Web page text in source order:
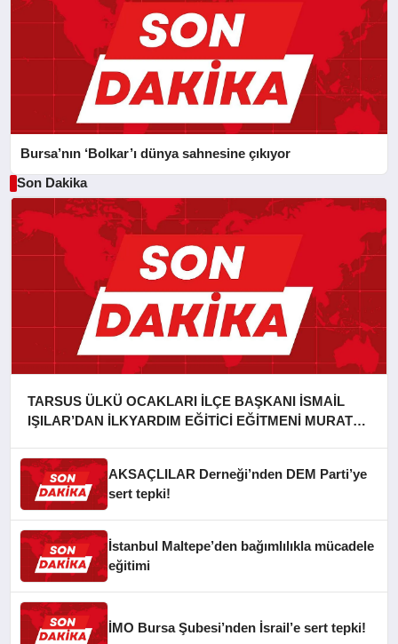
Bursa’nın ‘Bolkar’ı dünya sahnesine çıkıyor
Son Dakika
TARSUS ÜLKÜ OCAKLARI İLÇE BAŞKANI İSMAİL
IŞILAR’DAN İLKYARDIM EĞİTİCİ EĞİTMENİ MURAT
AKSAÇLILAR Derneği’nden DEM Parti’ye
sert tepki!
İstanbul Maltepe’den bağımlılıkla mücadele
eğitimi
İMO Bursa Şubesi’nden İsrail’e sert tepki!